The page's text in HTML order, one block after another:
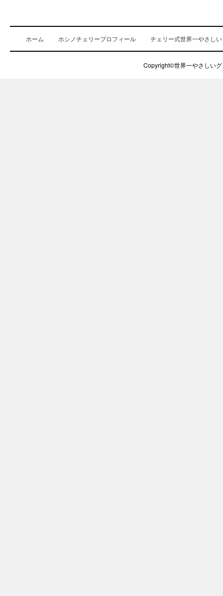
ホーム ホシノチェリープロフィール チェリー式世界一やさし
Copyright©世界一やさしい